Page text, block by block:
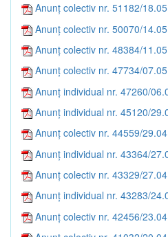
Anunț colectiv nr. 51182/
Anunț colectiv nr. 50070/
Anunț colectiv nr. 48384/
Anunț colectiv nr. 47734/
Anunț individual nr. 47260/
Anunț individual nr. 45120/
Anunț colectiv nr. 44559/
Anunț individual nr. 43364/
Anunț colectiv nr. 43329/
Anunț individual nr. 43283/
Anunț colectiv nr. 42456/